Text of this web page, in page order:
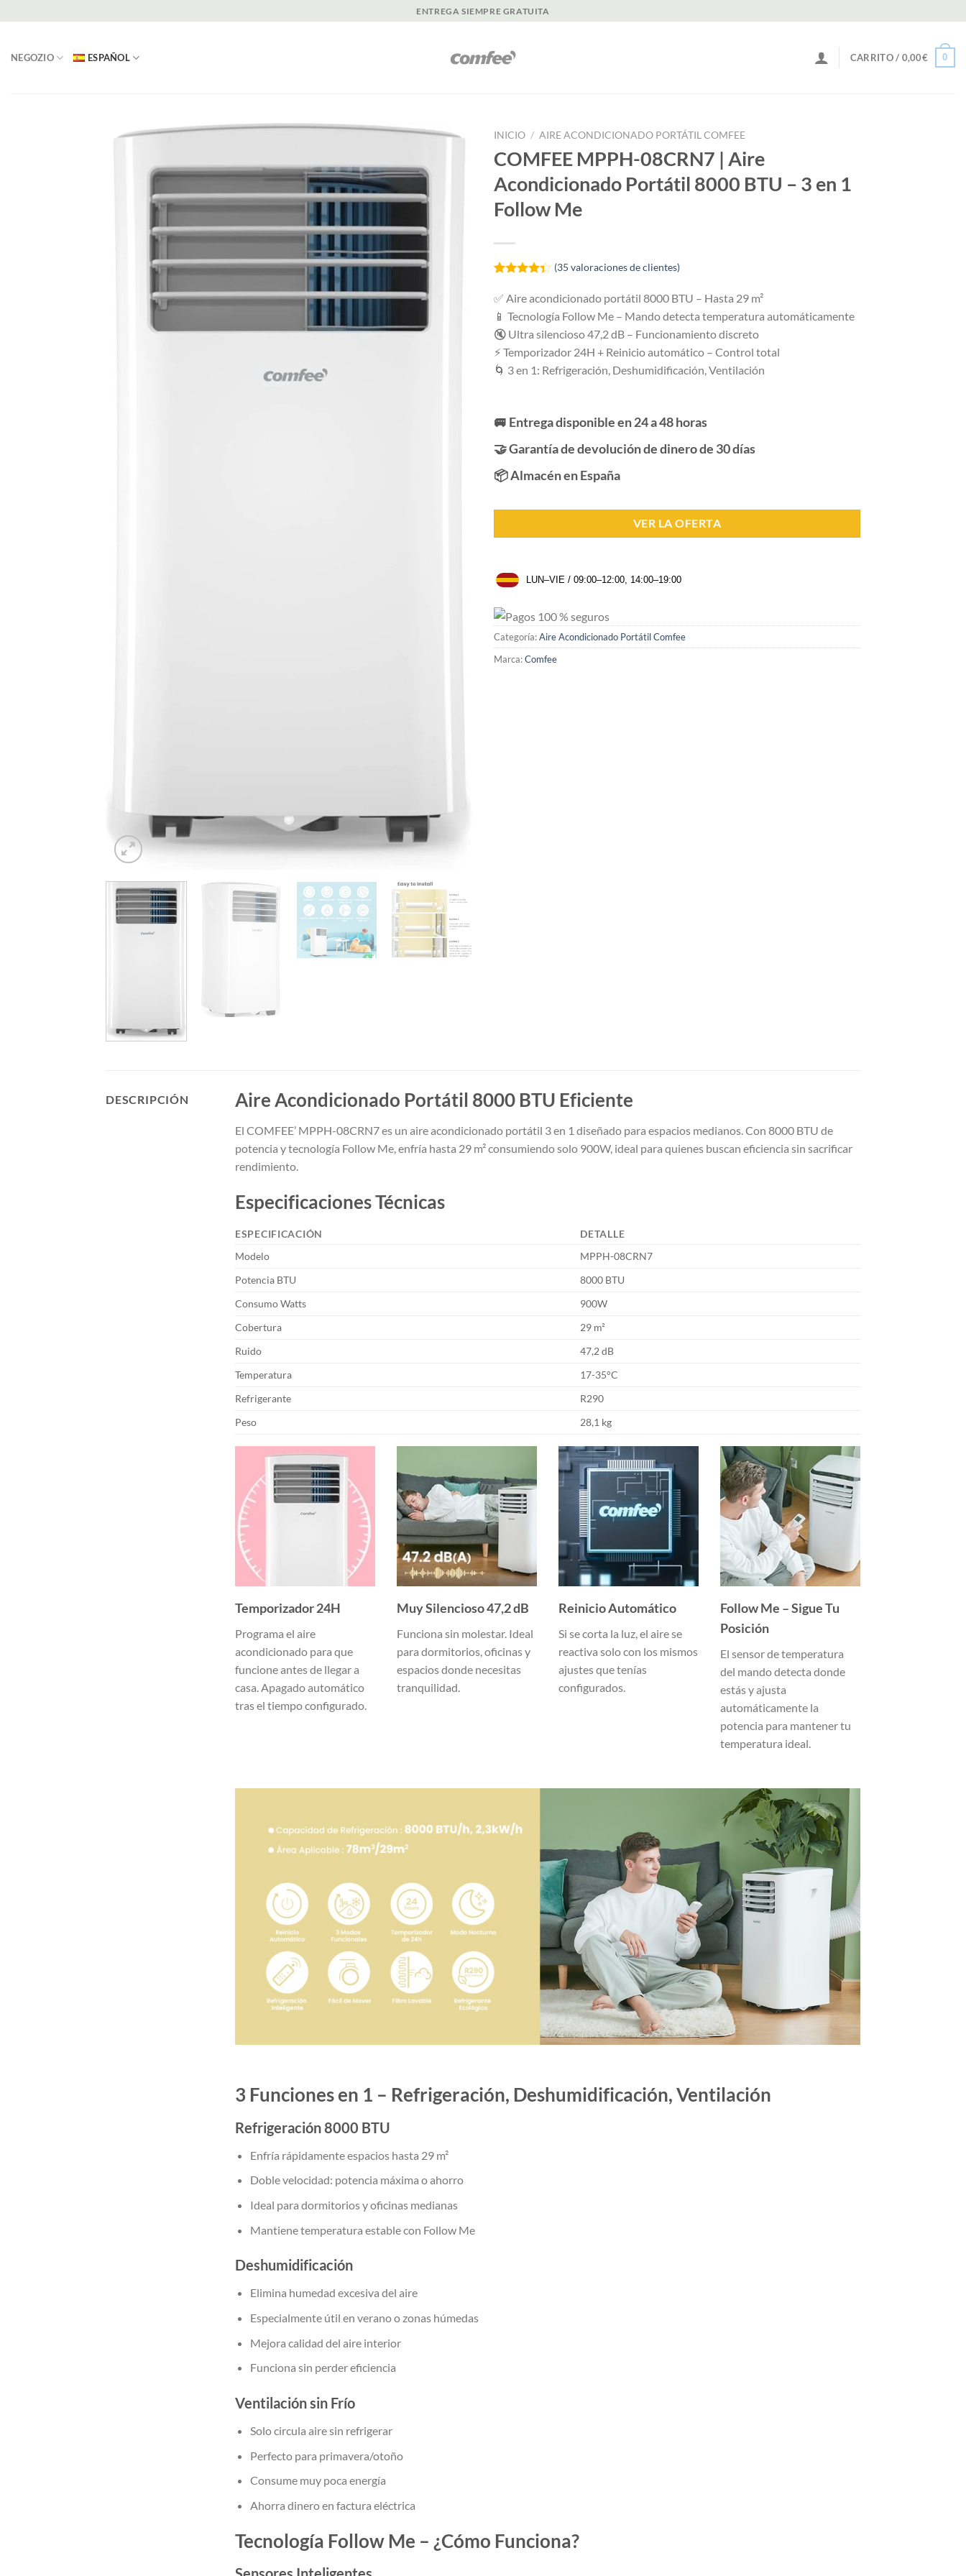
al
ENTREGA SIEMPRE GRATUITA
NEGOZIO ESPAÑOL CARRITO / 0,00€ 0
INICIO / AIRE ACONDICIONADO PORTÁTIL COMFEE
COMFEE MPPH-08CRN7 | Aire
Acondicionado Portátil 8000 BTU – 3 en 1
Follow Me
con4.34
base a
valoraciones
de clientes
(35 valoraciones de clientes)
✅ Aire acondicionado portátil 8000 BTU – Hasta 29 m²
📱 Tecnología Follow Me – Mando detecta temperatura automáticamente
🔇 Ultra silencioso 47,2 dB – Funcionamiento discreto
⚡ Temporizador 24H + Reinicio automático – Control total
🌀 3 en 1: Refrigeración, Deshumidificación, Ventilación
🚐 Entrega disponible en 24 a 48 horas
🤝 Garantía de devolución de dinero de 30 días
📦 Almacén en España
VER LA OFERTA
LUN–VIE / 09:00–12:00, 14:00–19:00
Categoría:Aire Acondicionado Portátil Comfee
Marca:Comfee
DESCRIPCIÓN Aire Acondicionado Portátil 8000 BTU Eficiente
El COMFEE’ MPPH-08CRN7 es un aire acondicionado portátil 3 en 1 diseñado para espacios medianos. Con 8000 BTU de
potencia y tecnología Follow Me, enfría hasta 29 m² consumiendo solo 900W, ideal para quienes buscan eficiencia sin sacrificar
rendimiento.
Especificaciones Técnicas
ESPECIFICACIÓN
DETALLE
Modelo
MPPH-08CRN7
Potencia BTU
8000 BTU
Consumo Watts
900W
Cobertura
29 m²
Ruido
47,2 dB
Temperatura
17-35°C
Refrigerante
R290
Peso
28,1 kg
Temporizador 24H
Programa el aire
acondicionado para que
funcione antes de llegar a
casa. Apagado automático
tras el tiempo configurado.
Muy Silencioso 47,2 dB
Funciona sin molestar. Ideal
para dormitorios, oficinas y
espacios donde necesitas
tranquilidad.
Reinicio Automático
Si se corta la luz, el aire se
reactiva solo con los mismos
ajustes que tenías
configurados.
Follow Me – Sigue Tu
Posición
El sensor de temperatura
del mando detecta donde
estás y ajusta
automáticamente la
potencia para mantener tu
temperatura ideal.
3 Funciones en 1 – Refrigeración, Deshumidificación, Ventilación
Refrigeración 8000 BTU
Enfría rápidamente espacios hasta 29 m²
Doble velocidad: potencia máxima o ahorro
Ideal para dormitorios y oficinas medianas
Mantiene temperatura estable con Follow Me
Deshumidificación
Elimina humedad excesiva del aire
Especialmente útil en verano o zonas húmedas
Mejora calidad del aire interior
Funciona sin perder eficiencia
Ventilación sin Frío
Solo circula aire sin refrigerar
Perfecto para primavera/otoño
Consume muy poca energía
Ahorra dinero en factura eléctrica
Tecnología Follow Me – ¿Cómo Funciona?